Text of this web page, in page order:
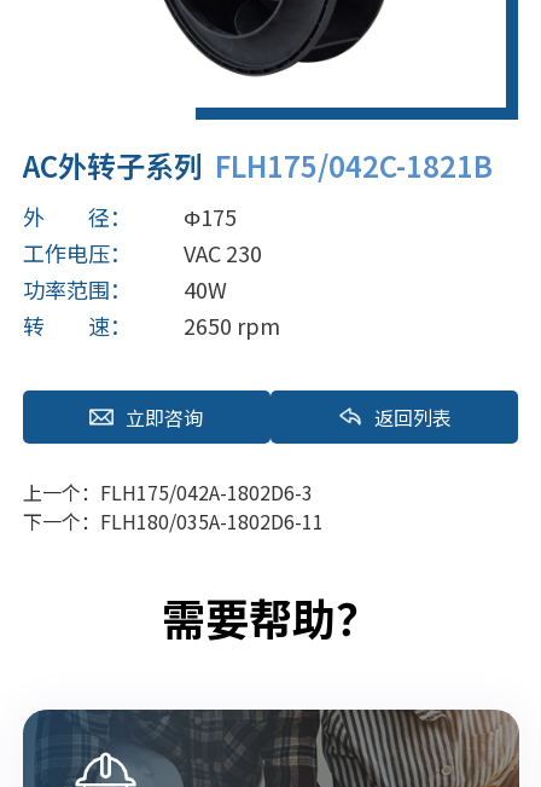
AC外转子系列 FLH175/042C-1821B
外 径：
Φ175
工作电压：
VAC 230
功率范围：
40W
转 速：
2650 rpm
立即咨询 返回列表
上一个： FLH175/042A-1802D6-3
下一个： FLH180/035A-1802D6-11
需要帮助？